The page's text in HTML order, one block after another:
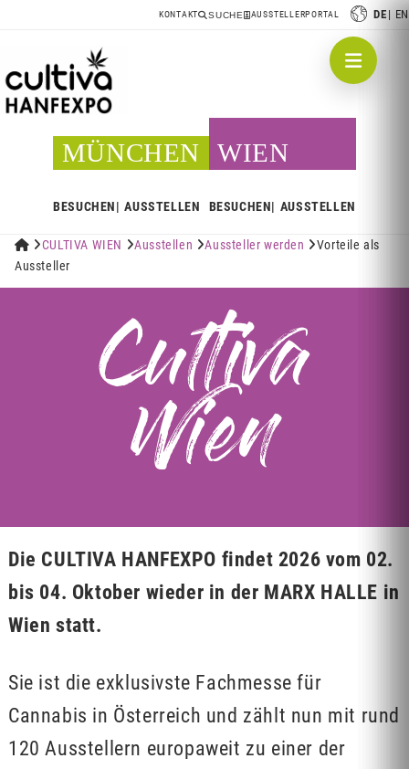
KONTAKT SUCHE AUSSTELLERPORTAL DE EN
MÜNCHEN
BESUCHEN AUSSTELLEN
WIEN
BESUCHEN AUSSTELLEN
 CULTIVA WIEN Ausstellen Aussteller werden Vorteile als
Aussteller
Cultiva
Wien
Die CULTIVA HANFEXPO findet 2026 vom 02.
bis 04. Oktober wieder in der MARX HALLE in
Wien statt.
Sie ist die exklusivste Fachmesse für
Cannabis in Österreich und zählt nun mit rund
120 Ausstellern europaweit zu einer der